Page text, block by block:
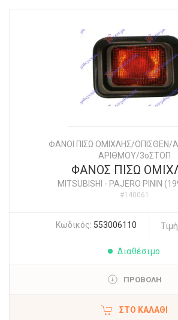
ΦΑΝΟΙ ΠΙΣΩ ΟΜΙΧΛΗΣ/
ΑΡΙΘΜΟΥ/3οΣΤΟΠ
ΦΑΝΟΣ ΠΙΣΩ
MITSUBISHI - PAJERO PININ
#140061
Κωδικός: 553006110
Διαθέσιμο
ΠΡΟΒΟΛΗ
ΣΤΟ ΚΑΛΆΘΙ